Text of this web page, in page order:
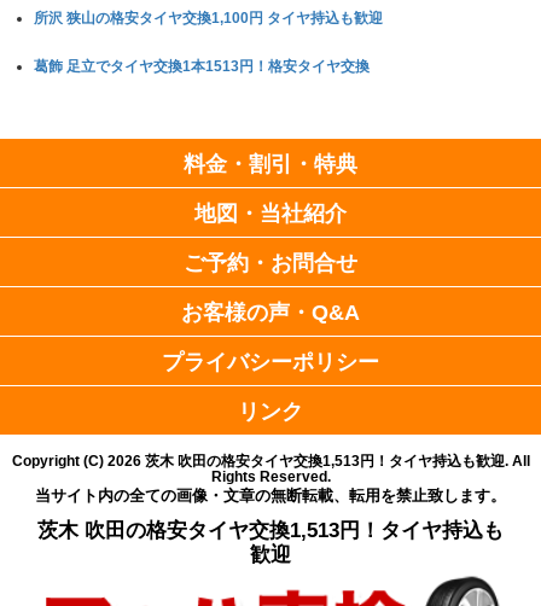
所沢 狭山の格安タイヤ交換1,100円 タイヤ持込も歓迎
葛飾 足立でタイヤ交換1本1513円！格安タイヤ交換
料金・割引・特典
地図・当社紹介
ご予約・お問合せ
お客様の声・Q&A
プライバシーポリシー
リンク
Copyright (C) 2026 茨木 吹田の格安タイヤ交換1,513円！タイヤ持込も歓迎. All
Rights Reserved.
当サイト内の全ての画像・文章の無断転載、転用を禁止致します。
茨木 吹田の格安タイヤ交換1,513円！タイヤ持込も
歓迎